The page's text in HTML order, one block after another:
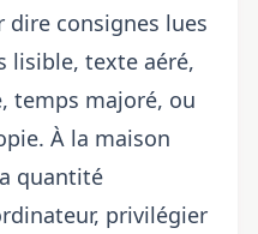
dire consignes lues
lisible, texte aéré,
temps majoré, ou
À la maison
quantité
privilégier